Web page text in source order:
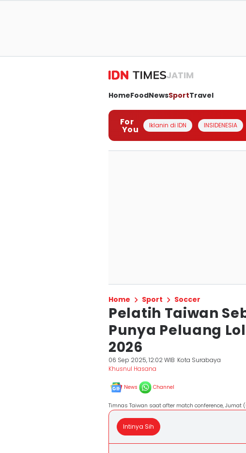
JATIM
HomeFoodNewsSportTravel
For
You Iklanin di IDN INSIDENESIA
Home Sport Soccer
Pelatih Taiwan
Punya Peluang
2026
06 Sep 2025, 12:02 WIB Kota Surabaya
Khusnul Hasana
News Channel
Timnas Taiwan saat after match conference,
Intinya Sih